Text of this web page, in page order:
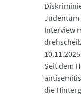
Judentum
Interview
10.11.2025
Seit dem
die